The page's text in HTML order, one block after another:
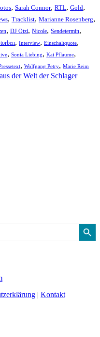
, Sarah Connor, RTL, Gold,
, Tracklist, Marianne Rosenberg,
, DJ Ötzi, Nicole, Sendetermin,
, Interview, Einschaltquote,
, Sonia Liebing, Kai Pflaume,
, Wolfgang Petry, Marie Reim
Search Button
| Kontakt